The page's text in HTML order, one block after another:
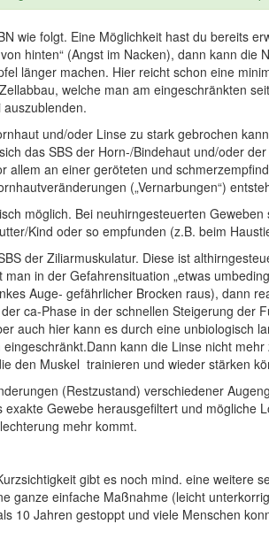
wie folgt. Eine Möglichkeit hast du bereits
hinten“ (Angst im Nacken), dann kann
länger machen. Hier reicht schon eine
welche man am eingeschränkten
und/oder Linse zu stark gebrochen
das SBS der Horn-/Bindehaut und/oder
an einer geröteten und
(„Vernarbungen“)
möglich. Bei neuhirngesteuerten
Kind oder so empfunden (z.B. beim
der Ziliarmuskulatur. Diese ist
in der Gefahrensituation „etwas
Auge- gefährlicher Brocken raus), dann
ca-Phase in der schnellen Steigerung der
auch hier kann es durch eine unbiologisch
kann die Linse nicht
den Muskel trainieren und wieder stärken
(Restzustand) verschiedener
Gewebe herausgefiltert und mögliche
mehr kommt.
gibt es noch mind. eine weitere
ganze einfache Maßnahme (leicht
10 Jahren gestoppt und viele Menschen